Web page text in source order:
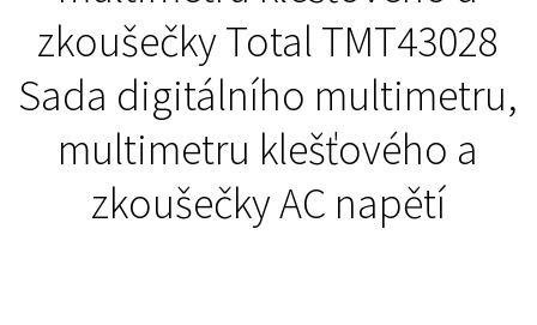
zkoušečky Total TMT43028
Sada digitálního multimetru,
multimetru klešťového a
zkoušečky AC napětí